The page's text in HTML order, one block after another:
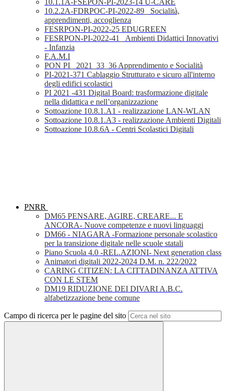
10.1.1A-FSEPON-PI-2023-14 U-CARE
10.2.2A-FDRPOC-PI-2022-89_ Socialità,
apprendimenti, accoglienza
FESRPON-PI-2022-25 EDUGREEN
FESRPON-PI-2022-41_ Ambienti Didattici Innovativi
- Infanzia
F.A.M.I
PON PI_ 2021_33_36 Apprendimento e Socialità
PI-2021-371 Cablaggio Strutturato e sicuro all'interno
degli edifici scolastici
PI 2021 -431 Digital Board: trasformazione digitale
nella didattica e nell’organizzazione
Sottoazione 10.8.1.A1 - realizzazione LAN-WLAN
Sottoazione 10.8.1.A3 - realizzazione Ambienti Digitali
Sottoazione 10.8.6A - Centri Scolastici Digitali
PNRR
DM65 PENSARE, AGIRE, CREARE... E
ANCORA- Nuove competenze e nuovi linguaggi
DM66 - NIAGARA -Formazione personale scolastico
per la transizione digitale nelle scuole statali
Piano Scuola 4.0 -REL.AZIONI- Next generation class
Animatori digitali 2022-2024 D.M. n. 222/2022
CARING CITIZEN: LA CITTADINANZA ATTIVA
CON LE STEM
DM19 RIDUZIONE DEI DIVARI A.B.C.
alfabetizzazione bene comune
Campo di ricerca per le pagine del sito